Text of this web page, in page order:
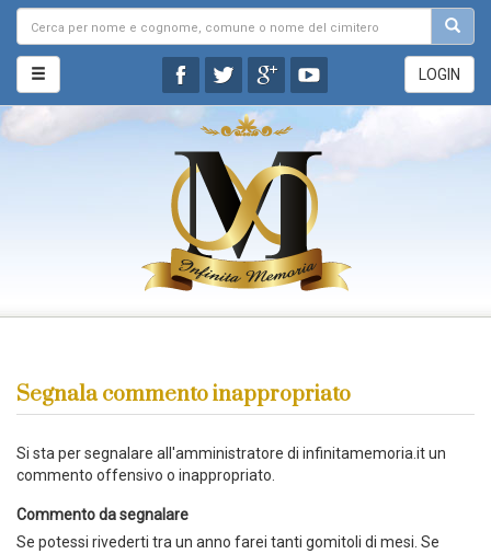
LOGIN
Segnala commento inappropriato
Si sta per segnalare all'amministratore di infinitamemoria.it un
commento offensivo o inappropriato.
Commento da segnalare
Se potessi rivederti tra un anno farei tanti gomitoli di mesi. Se